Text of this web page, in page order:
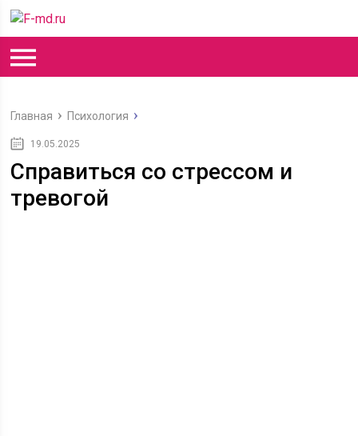
Главная Психология
19.05.2025
Справиться со стрессом и
тревогой